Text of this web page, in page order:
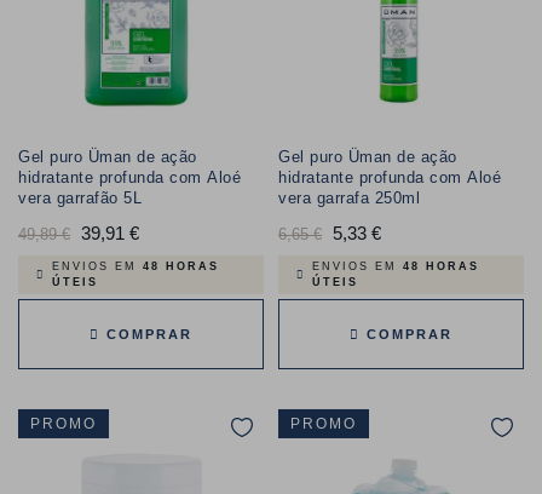
Gel puro Üman de ação
hidratante profunda com Aloé
vera garrafão 5L
Preço
normal
49,89 € 39,91 €Preço
ENVIOS EM 48 HORAS
ÚTEIS
COMPRAR
Gel puro Üman de ação
hidratante profunda com Aloé
vera garrafa 250ml
Preço
normal
6,65 € 5,33 €Preço
ENVIOS EM 48 HORAS
ÚTEIS
COMPRAR
PROMO PROMO